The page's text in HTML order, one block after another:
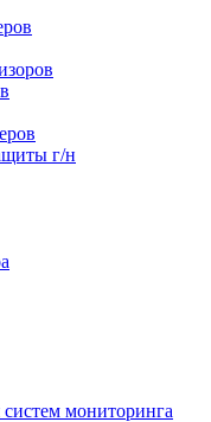
г/н
мониторинга